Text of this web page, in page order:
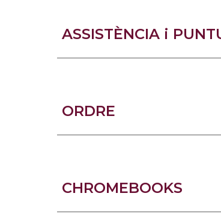
ASSISTÈNCIA i
ORDRE
CHROMEBOOKS